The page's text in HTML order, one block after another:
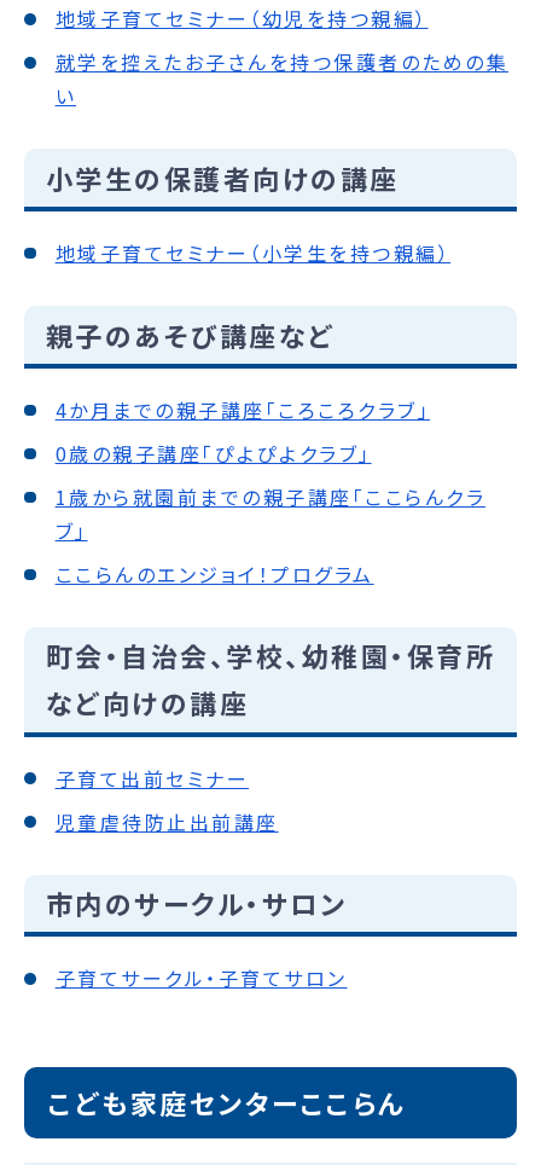
地域子育てセミナー（幼児を持つ親編）
就学を控えたお子さんを持つ保護者のための集
い
小学生の保護者向けの講座
地域子育てセミナー（小学生を持つ親編）
親子のあそび講座など
4か月までの親子講座「ころころクラブ」
0歳の親子講座「ぴよぴよクラブ」
1歳から就園前までの親子講座「ここらんクラ
ブ」
ここらんのエンジョイ！プログラム
町会・自治会、学校、幼稚園・保育所
など向けの講座
子育て出前セミナー
児童虐待防止出前講座
市内のサークル・サロン
子育てサークル・子育てサロン
こども家庭センターここらん